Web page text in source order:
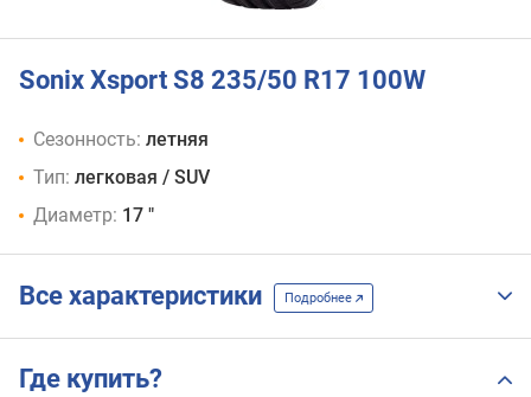
Sonix Xsport S8 235/50 R17 100W
Сезонность: летняя
Тип: легковая / SUV
Диаметр: 17 "
Все характеристики Подробнее
Где купить?